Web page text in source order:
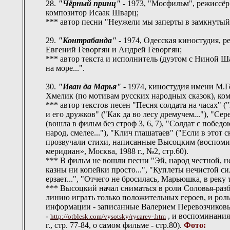
28. "Чёрный принц" - 1973, "Мосфильм",
композитор Исаак Шварц;
*** автор песни "Неужели мы заперты в
29. "Контрабанда" - 1974, Одесская киностудия,
Евгений Геворгян и Андрей Геворгян;
*** автор текста и исполнитель (дуэтом с Ниной
на море...".
30. "Иван да Марья" - 1974, киностудия имени
Хмелик (по мотивам русских народных сказок),
*** автор текстов песен "Песня солдата на часах"
и его дружков" ("Как да во лесу дремучем..."),
(вошла в фильм без строф 3, 6, 7), "Солдат с
народ, смелее..."), "Клич глашатаев" ("Если в этот
прозвучали стихи, написанные Высоцким
меридиан», Москва, 1988 г., №2, стр.60).
*** В фильм не вошли песни "Эй, народ честной,
казны ни копейки просто...", "Куплеты нечистой
ерзает...", "Отчего не бросилась, Марьюшка, в
*** Высоцкий начал сниматься в роли Соловья-
линию играть только положительных героев, и
информации - записанные Валерием
- http://otblesk.com/vysotsky/rycarev-.htm , и
г., стр. 77-84, о самом фильме - стр.80). Фото: